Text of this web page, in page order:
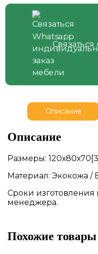
Описание
Описание
Размеры:
Материал: Экокожа /
Сроки изготовления
менеджера.
Похожие товары